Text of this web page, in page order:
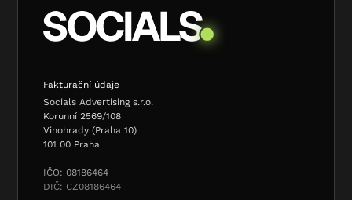
Fakturační údaje
Socials Advertising s.r.o.
Korunní 2569/108
Vinohrady (Praha 10)
101 00 Praha
IČO: 08186464
DIČ: CZ08186464